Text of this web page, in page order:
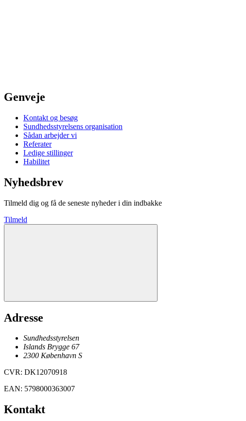
Genveje
Kontakt og besøg
Sundhedsstyrelsens organisation
Sådan arbejder vi
Referater
Ledige stillinger
Habilitet
Nyhedsbrev
Tilmeld dig og få de seneste nyheder i din indbakke
Tilmeld
Adresse
Sundhedsstyrelsen
Islands Brygge 67
2300 København S
CVR: DK12070918
EAN: 5798000363007
Kontakt